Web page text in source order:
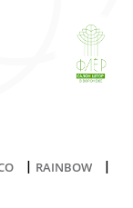
| RAINBOW |